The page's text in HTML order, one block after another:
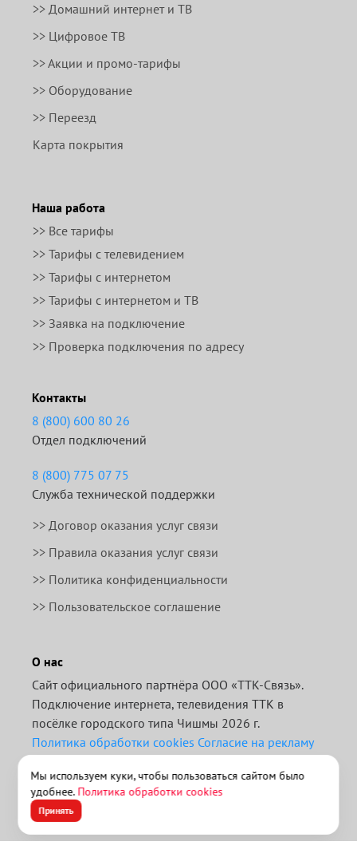
>> Домашний интернет и ТВ
>> Цифровое ТВ
>> Акции и промо-тарифы
>> Оборудование
>> Переезд
Карта покрытия
Наша работа
>> Все тарифы
>> Тарифы с телевидением
>> Тарифы с интернетом
>> Тарифы с интернетом и ТВ
>> Заявка на подключение
>> Проверка подключения по адресу
Контакты
8 (800) 600 80 26
Отдел подключений
8 (800) 775 07 75
Служба технической поддержки
>> Договор оказания услуг связи
>> Правила оказания услуг связи
>> Политика конфиденциальности
>> Пользовательское соглашение
О нас
Сайт официального партнёра ООО «ТТК-Связь».
Подключение интернета, телевидения ТТК в
посёлке городского типа Чишмы 2026 г.
Политика обработки cookies Согласие на рекламу
рассылок от данного ресурса можно настранице
>> ТТК для бизнеса
Мы используем куки, чтобы пользоваться сайтом было
удобнее. Политика обработки cookies
Принять